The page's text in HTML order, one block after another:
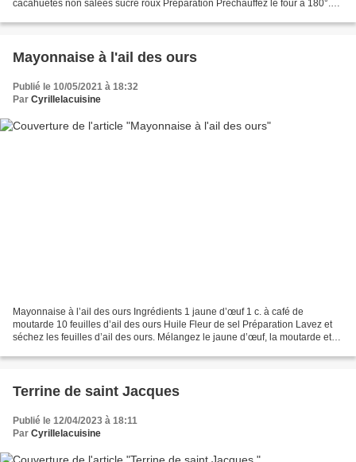
cacahuètes non salées sucre roux Préparation Préchauffez le four à 180°.
Mayonnaise à l'ail des ours
Publié le 10/05/2021 à 18:32
Par Cyrillelacuisine
Mayonnaise à l’ail des ours Ingrédients 1 jaune d’œuf 1 c. à café de
moutarde 10 feuilles d’ail des ours Huile Fleur de sel Préparation Lavez et
séchez les feuilles d’ail des ours. Mélangez le jaune d’œuf, la moutarde et
Terrine de saint Jacques
Publié le 12/04/2023 à 18:11
Par Cyrillelacuisine